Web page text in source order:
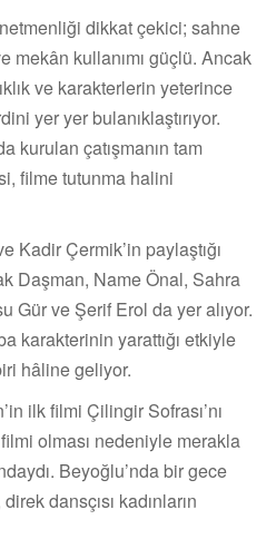
dikkat çekici; sahne
mekân kullanımı güçlü. Ancak
ve karakterlerin yeterince
yer yer bulanıklaştırıyor.
kurulan çatışmanın tam
filme tutunma halini
Kadir Çermik’in paylaştığı
Daşman, Name Önal, Sahra
Gür ve Şerif Erol da yer alıyor.
karakterinin yarattığı etkiyle
hâline geliyor.
ilk filmi Çilingir Sofrası’nı
olması nedeniyle merakla
Beyoğlu’nda bir gece
dansçısı kadınların